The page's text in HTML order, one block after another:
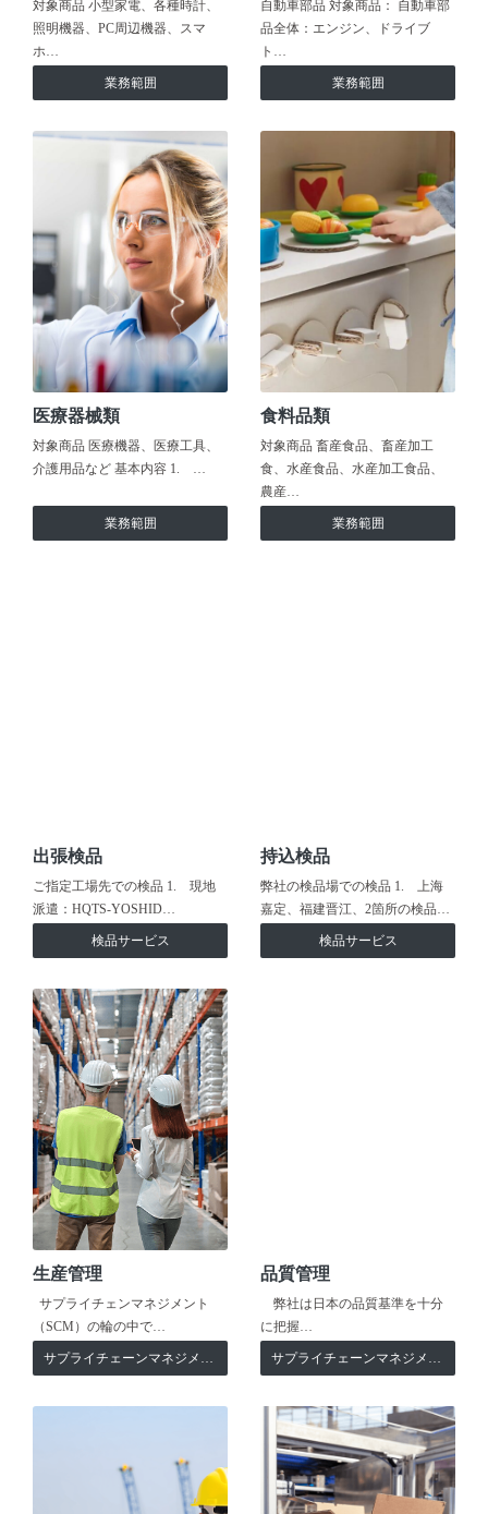
対象商品 小型家電、各種時計、
照明機器、PC周辺機器、スマ
ホ…
業務範囲
自動車部品 対象商品： 自動車部
品全体：エンジン、ドライブ
ト…
業務範囲
医療器械類
対象商品 医療機器、医療工具、
介護用品など 基本内容 1. …
業務範囲
食料品類
対象商品 畜産食品、畜産加工
食、水産食品、水産加工食品、
農産…
業務範囲
出張検品
ご指定工場先での検品 1. 現地
派遣：HQTS-YOSHID…
検品サービス
持込検品
弊社の検品場での検品 1. 上海
嘉定、福建晋江、2箇所の検品…
検品サービス
生産管理
サプライチェンマネジメント
（SCM）の輪の中で…
サプライチェーンマネジメント
品質管理
弊社は日本の品質基準を十分
に把握…
サプライチェーンマネジメント